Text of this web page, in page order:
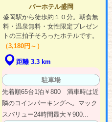
パーホテル盛岡
盛岡駅から徒歩約１０分。朝食無
料・温泉無料・女性限定プレゼン
トの三拍子そろったホテルです。
（3,180円～）
距離 3.3 km
駐車場
先着順65台1泊￥800 満車時は近
隣のコインパーキングへ。マック
スバリュー24時間最大￥900...